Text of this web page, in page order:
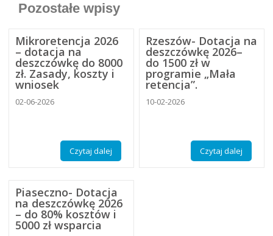
Pozostałe wpisy
Mikroretencja 2026
– dotacja na
deszczówkę do 8000
zł. Zasady, koszty i
wniosek
02-06-2026
Czytaj dalej
Rzeszów- Dotacja na
deszczówkę 2026–
do 1500 zł w
programie „Mała
retencja”.
10-02-2026
Czytaj dalej
Piaseczno- Dotacja
na deszczówkę 2026
– do 80% kosztów i
5000 zł wsparcia